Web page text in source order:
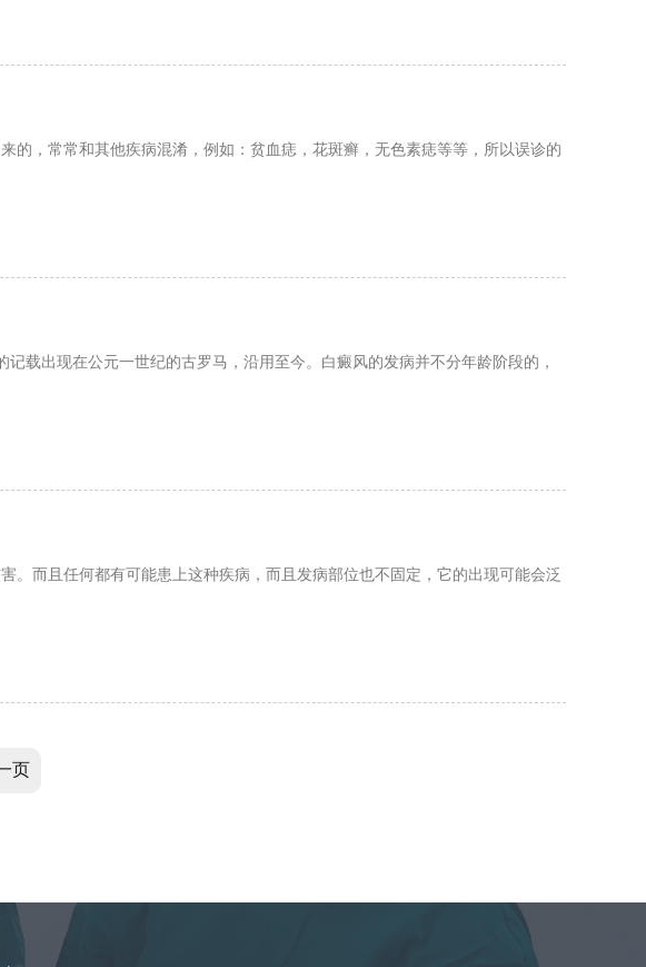
的，常常和其他疾病混淆，例如：贫血痣，花斑癣，无色素痣等等，所以误诊的
载出现在公元一世纪的古罗马，沿用至今。白癜风的发病并不分年龄阶段的，
。而且任何都有可能患上这种疾病，而且发病部位也不固定，它的出现可能会泛
页